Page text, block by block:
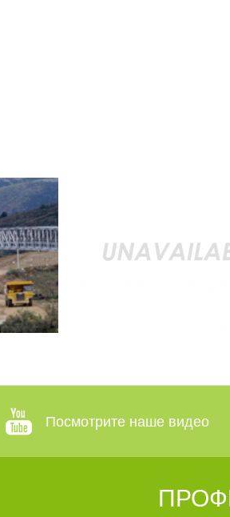
Посмотрите наше видео